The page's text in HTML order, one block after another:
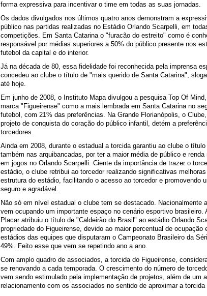
forma expressiva para incentivar o time em todas as suas jornadas.
Os dados divulgados nos últimos quatro anos demonstram a
público nas partidas realizadas no Estádio Orlando Scarpelli, em
competições. Em Santa Catarina o "furacão do estreito" como é
responsável por médias superiores a 50% do público presente nos
futebol da capital e do interior.
Já na década de 80, essa fidelidade foi reconhecida pela imprensa
concedeu ao clube o título de "mais querido de Santa Catarina",
até hoje.
Em junho de 2008, o Instituto Mapa divulgou a pesquisa Top Of
marca "Figueirense" como a mais lembrada em Santa Catarina no
futebol, com 21% das preferências. Na Grande Florianópolis, o
projeto de conquista do coração do público infantil, detém a
torcedores.
Ainda em 2008, durante o estadual a torcida garantiu ao clube o
também nas arquibancadas, por ter a maior média de público e renda
em jogos no Orlando Scarpelli. Ciente da importância de trazer o
estádio, o clube retribui ao torcedor realizando significativas
estrutura do estádio, facilitando o acesso ao torcedor e promovendo
seguro e agradável.
Não só em nível estadual o clube tem se destacado. Nacionalmente
vem ocupando um importante espaço no cenário esportivo brasileiro.
Placar atribuiu o título de "Caldeirão do Brasil" ao estádio Orlando
propriedade do Figueirense, devido ao maior percentual de ocupação
estádios das equipes que disputaram o Campeonato Brasileiro da
49%. Feito esse que vem se repetindo ano a ano.
Com amplo quadro de associados, a torcida do Figueirense,
se renovando a cada temporada. O crescimento do número de
vem sendo estimulado pela implementação de projetos, além de um
relacionamento com os associados no sentido de aproximar a